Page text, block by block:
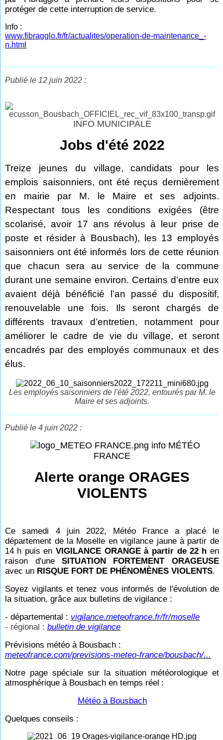
protéger de cette interruption de service.
Info :
www.fibragglo.fr/fr/actualites/operation-de-maintenance_-
n.html
Publié le 12 juin 2022 :
INFO MUNICIPALE
Jobs d'été 2022
Treize jeunes du village, candidats pour les
emplois saisonniers, ont été reçus dernièrement
en mairie par M. le Maire et ses adjoints.
Respectant tous les conditions exigées (être
scolarisé, avoir 17 ans révolus à leur prise de
poste et résider à Bousbach), les 13 employés
saisonniers ont été informés lors de cette réunion
que chacun sera au service de la commune
durant une semaine environ. Certains d’entre eux
avaient déjà bénéficié l’an passé du dispositif,
renouvelable une fois. Ils seront chargés de
différents travaux d’entretien, notamment pour
améliorer le cadre de vie du village, et seront
encadrés par des employés communaux et des
élus.
Les employés saisonniers de l'été 2022, entourés par M. le
Maire et ses adjoints.
Publié le 4 juin 2022 :
info MÉTÉO
FRANCE
Alerte orange ORAGES
VIOLENTS
Ce samedi 4 juin 2022, Météo France a placé le
département de la Moselle en vigilance jaune à partir de
14 h puis en VIGILANCE ORANGE à partir de 22 h en
raison d'une SITUATION FORTEMENT ORAGEUSE
avec un RISQUE FORT DE PHÉNOMÈNES VIOLENTS.
Soyez vigilants et tenez vous informés de l'évolution de
la situation, grâce aux bulletins de vigilance :
- départemental : vigilance.meteofrance.fr/fr/moselle
- régional :bulletin de vigilance
Prévisions météo à Bousbach :
meteofrance.com/previsions-meteo-france/bousbach/...
Notre page spéciale sur la situation météorologique et
atmosphérique à Bousbach en temps réel :
Météo à Bousbach
Quelques conseils :